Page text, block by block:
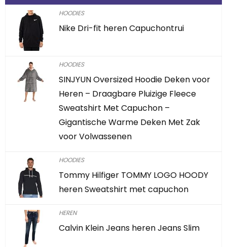
HOODIES
Nike Dri-fit heren Capuchontrui
HOODIES
SINJYUN Oversized Hoodie Deken voor
Heren – Draagbare Pluizige Fleece
Sweatshirt Met Capuchon –
Gigantische Warme Deken Met Zak
voor Volwassenen
HOODIES
Tommy Hilfiger TOMMY LOGO HOODY
heren Sweatshirt met capuchon
HEREN
Calvin Klein Jeans heren Jeans Slim